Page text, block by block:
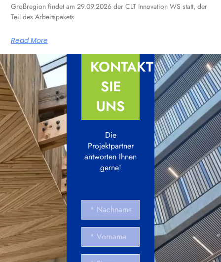
Großregion findet am 29.09.2026 der CLT Innovation WS statt, der
Teil des Arbeitspakets
Read More
KONTAKTIEREN
SIE
UNS
Die
Projektpartner
antworten Ihnen
gerne!